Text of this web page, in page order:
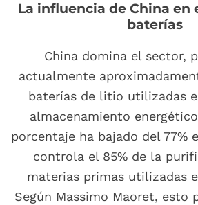
La influencia de China en
baterías
China domina el sector,
actualmente
baterías de litio utilizadas
almacenamiento
porcentaje ha bajado del 77%
controla el 85% de la
materias primas utilizadas
Según Massimo Maoret, esto